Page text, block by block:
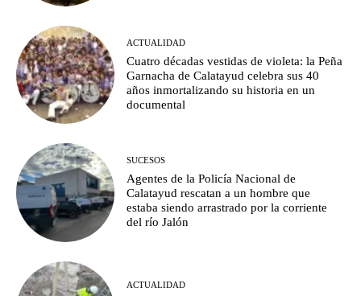
ACTUALIDAD
Cuatro décadas vestidas de violeta: la Peña
Garnacha de Calatayud celebra sus 40
años inmortalizando su historia en un
documental
SUCESOS
Agentes de la Policía Nacional de
Calatayud rescatan a un hombre que
estaba siendo arrastrado por la corriente
del río Jalón
ACTUALIDAD